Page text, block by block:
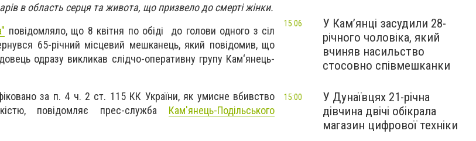
в область серця та живота, що призвело до смерті жінки.
повідомляло, що 8 квітня по обіді до голови одного з сіл
65-річний місцевий мешканець, який повідомив, що
одразу викликав слідчо-оперативну групу Кам‘янець-
за п. 4 ч. 2 ст. 115 КК України, як умисне вбивство
повідомляє прес-служба Кам'янець-Подільського
У Камʼянці засудили 28-
річного чоловіка, який
вчиняв насильство
стосовно співмешканки
15:06
У Дунаївцях 21-річна
дівчина двічі обікрала
магазин цифрової техніки
15:00